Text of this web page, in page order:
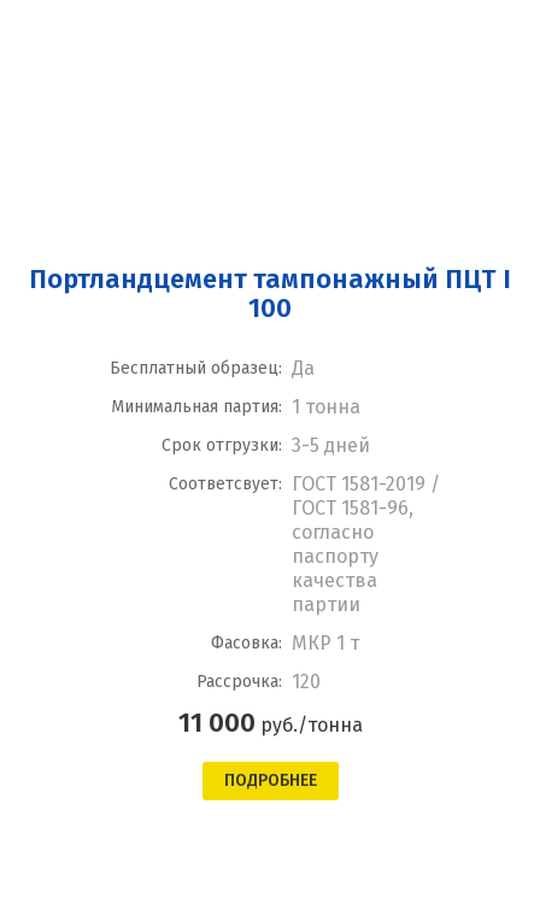
Портландцемент тампонажный ПЦТ I
100
Бесплатный образец: Да
Минимальная партия: 1 тонна
Срок отгрузки: 3-5 дней
Соответсвует:
ГОСТ 1581-2019 /
ГОСТ 1581-96,
согласно
паспорту
качества
партии
Фасовка: МКР 1 т
Рассрочка: 120
11 000 руб./тонна
ПОДРОБНЕЕ